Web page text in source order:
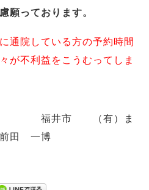
願っております。
通院している方の予約時間
が不利益をこうむってしま
有）ま
田 一博